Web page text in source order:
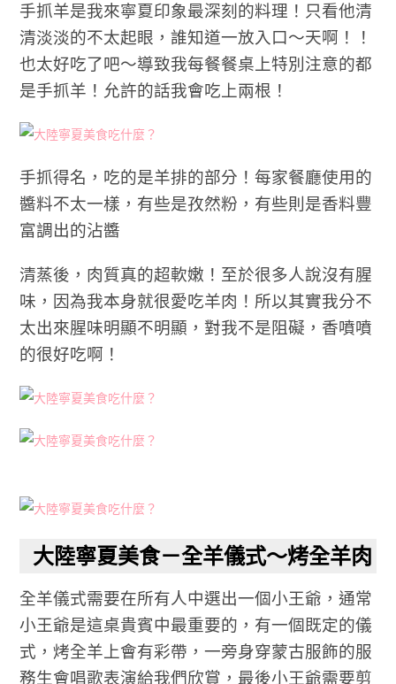
手抓羊是我來寧夏印象最深刻的料理！只看他清
清淡淡的不太起眼，誰知道一放入口～天啊！！
也太好吃了吧～導致我每餐餐桌上特別注意的都
是手抓羊！允許的話我會吃上兩根！
手抓得名，吃的是羊排的部分！每家餐廳使用的
醬料不太一樣，有些是孜然粉，有些則是香料豐
富調出的沾醬
清蒸後，肉質真的超軟嫩！至於很多人說沒有腥
味，因為我本身就很愛吃羊肉！所以其實我分不
太出來腥味明顯不明顯，對我不是阻礙，香噴噴
的很好吃啊！
大陸寧夏美食－全羊儀式～烤全羊肉
全羊儀式需要在所有人中選出一個小王爺，通常
小王爺是這桌貴賓中最重要的，有一個既定的儀
式，烤全羊上會有彩帶，一旁身穿蒙古服飾的服
務生會唱歌表演給我們欣賞，最後小王爺需要剪